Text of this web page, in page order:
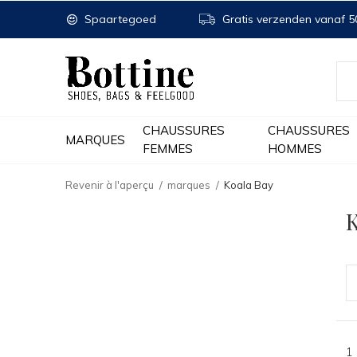
MARQUES
CHAUSSURES
FEMMES
CHAUSSURES
HOMMES
Spaartegoed Gratis verzenden vanaf
Revenir à l'aperçu marques Koala Bay
1